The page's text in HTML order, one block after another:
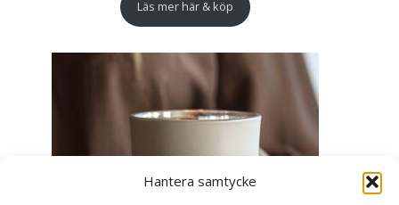
Hantera samtycke
Läs mer här & köp